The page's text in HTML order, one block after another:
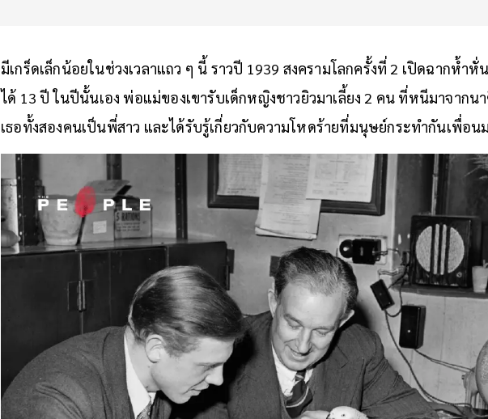
มีเกร็ดเล็กน้อยในช่วงเวลาแถว ๆ นี้ ราวปี 1939 สงครามโลกครั้งที่ 2 เปิดฉากห้ำหั่
ได้ 13 ปี ในปีนั้นเอง พ่อแม่ของเขารับเด็กหญิงชาวยิวมาเลี้ยง 2 คน ที่หนีมาจากนา
เธอทั้งสองคนเป็นพี่สาว และได้รับรู้เกี่ยวกับความโหดร้ายที่มนุษย์กระทำกันเพื่อ